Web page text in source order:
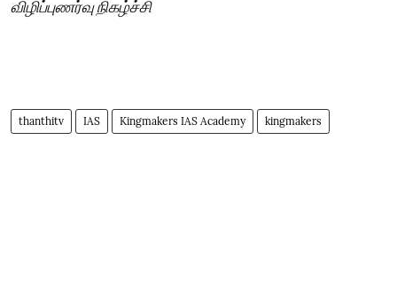
விழிப்புணர்வு நிகழ்ச்சி
thanthitv IAS Kingmakers IAS Academy kingmakers